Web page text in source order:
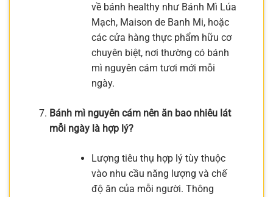
về bánh healthy như Bánh Mì Lúa
Mạch, Maison de Banh Mi, hoặc
các cửa hàng thực phẩm hữu cơ
chuyên biệt, nơi thường có bánh
mì nguyên cám tươi mới mỗi
ngày.
Bánh mì nguyên cám nên ăn bao nhiêu lát
mỗi ngày là hợp lý?
Lượng tiêu thụ hợp lý tùy thuộc
vào nhu cầu năng lượng và chế
độ ăn của mỗi người. Thông